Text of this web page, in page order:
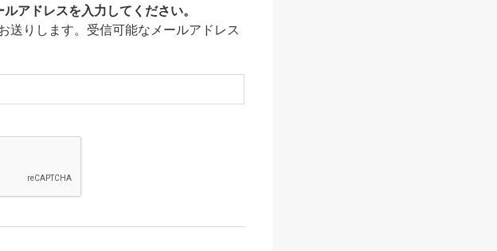
アドレスを入力してください。
送りします。受信可能なメールアドレス